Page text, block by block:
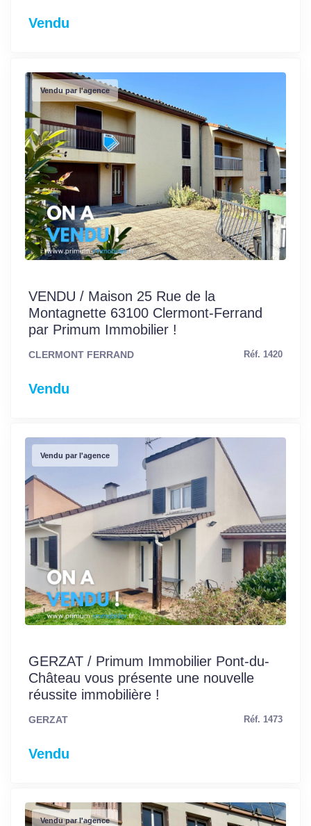
Vendu
Vendu par l'agence
VENDU / Maison 25 Rue de la
Montagnette 63100 Clermont-Ferrand
par Primum Immobilier !
CLERMONT FERRAND Réf. 1420
Vendu
Vendu par l'agence
GERZAT / Primum Immobilier Pont-du-
Château vous présente une nouvelle
réussite immobilière !
GERZAT Réf. 1473
Vendu
Vendu par l'agence